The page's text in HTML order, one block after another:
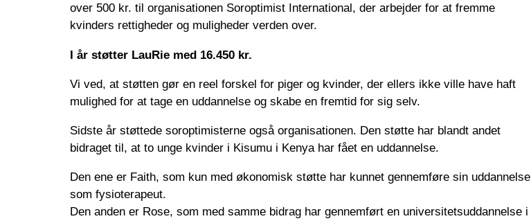
over 500 kr. til organisationen Soroptimist International, der arbejder for at fremme
kvinders rettigheder og muligheder verden over.
I år støtter LauRie med 16.450 kr.
Vi ved, at støtten gør en reel forskel for piger og kvinder, der ellers ikke ville have haft
mulighed for at tage en uddannelse og skabe en fremtid for sig selv.
Sidste år støttede soroptimisterne også organisationen. Den støtte har blandt andet
bidraget til, at to unge kvinder i Kisumu i Kenya har fået en uddannelse.
Den ene er Faith, som kun med økonomisk støtte har kunnet gennemføre sin uddannelse
som fysioterapeut.
Den anden er Rose, som med samme bidrag har gennemført en universitetsuddannelse i